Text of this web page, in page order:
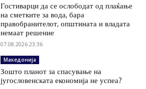
Гостиварци да се ослободат од плаќање
на сметките за вода, бара
правобранителот, општината и владата
немаат решение
07.08.2026 23:36
Македонија
Зошто планот за спасување на
југословенската економија не успеа?